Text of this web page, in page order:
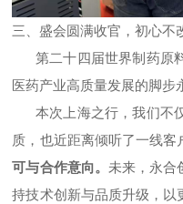
三、盛会圆满收官，初心不
第二十四届世界制药原
医药产业高质量发展的脚步
本次上海之行，我们不
质，也近距离倾听了一线客
可与合作意向。 未来，永合
持技术创新与品质升级，以